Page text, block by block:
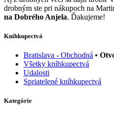
drobným ste pri nákupoch na
na Dobrého Anjela. Ďakujeme!
Kníhkupectvá
Bratislava - Obchodná •
Všetky kníhkupectvá
Udalosti
Spriatelené kníhkupectvá
Kategórie